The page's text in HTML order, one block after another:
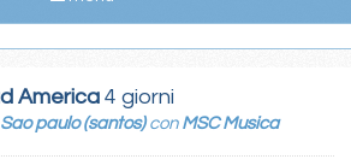
America4 giorni
Sao paulo (santos)con MSC Musica